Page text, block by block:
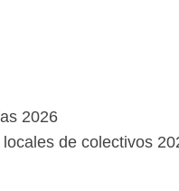
2026
de colectivos